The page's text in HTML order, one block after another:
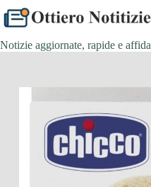
al
contenuto
Notizie aggiornate, rapide e